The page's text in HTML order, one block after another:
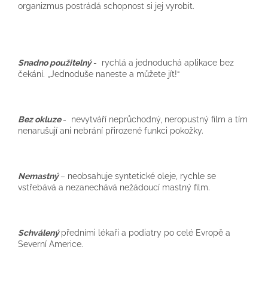
organizmus postrádá schopnost si jej vyrobit.
Snadno použitelný- rychlá a jednoduchá aplikace bez
čekání. „Jednoduše naneste a můžete jít!“
Bez okluze- nevytváří neprůchodný, neropustný film a tím
nenarušují ani nebrání přirozené funkci pokožky.
Nemastný– neobsahuje syntetické oleje, rychle se
vstřebává a nezanechává nežádoucí mastný film.
Schválený předními lékaři a podiatry po celé Evropě a
Severní Americe.